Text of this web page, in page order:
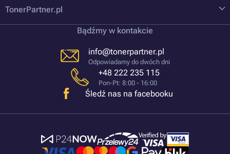
TonerPartner.pl
Bądźmy w kontakcie
info@tonerpartner.pl
Odpowiadamy do dwóch dni
+48 222 235 115
Pon-Pt: 8:00 - 16:00
Śledź nas na facebooku